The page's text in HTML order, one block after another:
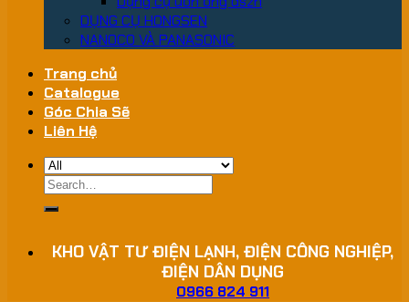
DỤNG CỤ HONGSEN
NANOCO VÀ PANASONIC
Trang chủ
Catalogue
Góc Chia Sẽ
Liên Hệ
Search
for:
KHO VẬT TƯ ĐIỆN LẠNH, ĐIỆN CÔNG NGHIỆP,
ĐIỆN DÂN DỤNG
0966 824 911